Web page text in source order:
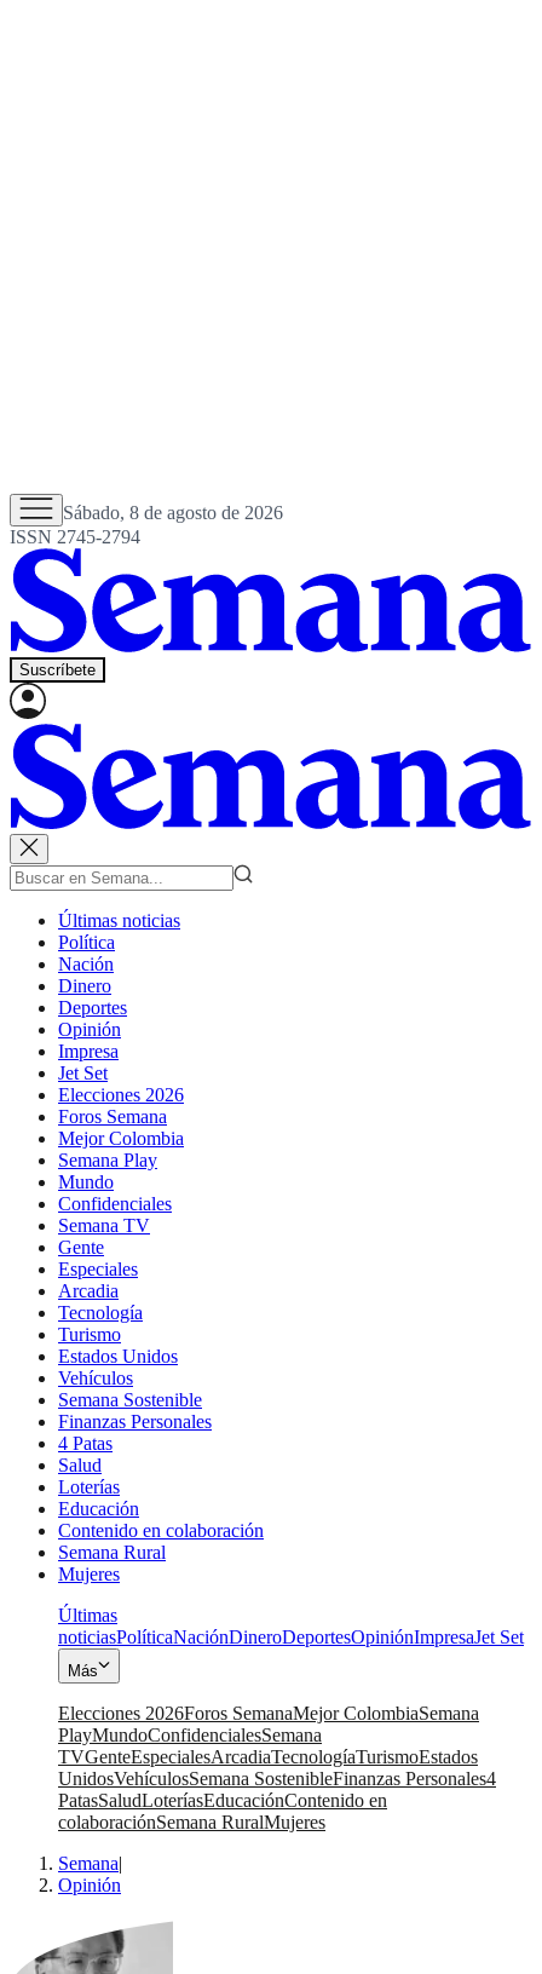
Sábado, 8 de agosto de 2026
ISSN 2745-2794
Suscríbete
Últimas noticias
Política
Nación
Dinero
Deportes
Opinión
Impresa
Jet Set
Elecciones 2026
Foros Semana
Mejor Colombia
Semana Play
Mundo
Confidenciales
Semana TV
Gente
Especiales
Arcadia
Tecnología
Turismo
Estados Unidos
Vehículos
Semana Sostenible
Finanzas Personales
4 Patas
Salud
Loterías
Educación
Contenido en colaboración
Semana Rural
Mujeres
Últimas
noticiasPolíticaNaciónDineroDeportesOpiniónImpresaJet Set
Más
Elecciones 2026Foros SemanaMejor ColombiaSemana
PlayMundoConfidencialesSemana
TVGenteEspecialesArcadiaTecnologíaTurismoEstados
UnidosVehículosSemana SostenibleFinanzas Personales4
PatasSaludLoteríasEducaciónContenido en
colaboraciónSemana RuralMujeres
Semana|
Opinión